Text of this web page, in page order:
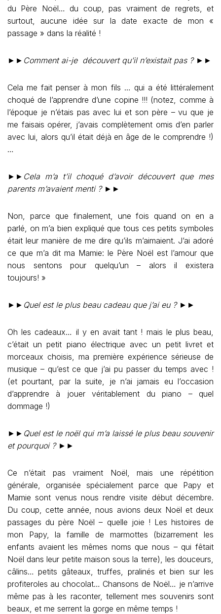
du Père Noël… du coup, pas vraiment de regrets, et
surtout, aucune idée sur la date exacte de mon «
passage » dans la réalité !
►► Comment ai-je découvert qu’il n’existait pas ?►►
Cela me fait penser à mon fils … qui a été littéralement
choqué de l’apprendre d’une copine !!! (notez, comme à
l’époque je n’étais pas avec lui et son père – vu que je
me faisais opérer, j’avais complètement omis d’en parler
avec lui, alors qu’il était déjà en âge de le comprendre !)
…
►► Cela m’a t’il choqué d’avoir découvert que mes
parents m’avaient menti ?►►
Non, parce que finalement, une fois quand on en a
parlé, on m’a bien expliqué que tous ces petits symboles
était leur manière de me dire qu’ils m’aimaient. J’ai adoré
ce que m’a dit ma Mamie: le Père Noël est l’amour que
nous sentons pour quelqu’un – alors il existera
toujours! »
►► Quel est le plus beau cadeau que j’ai eu ?►►
Oh les cadeaux… il y en avait tant ! mais le plus beau,
c’était un petit piano électrique avec un petit livret et
morceaux choisis, ma première expérience sérieuse de
musique – qu’est ce que j’ai pu passer du temps avec !
(et pourtant, par la suite, je n’ai jamais eu l’occasion
d’apprendre à jouer véritablement du piano – quel
dommage !)
►► Quel est le noël qui m’a laissé le plus beau souvenir
et pourquoi ?►►
Ce n’était pas vraiment Noël, mais une répétition
générale, organisée spécialement parce que Papy et
Mamie sont venus nous rendre visite début décembre.
Du coup, cette année, nous avions deux Noël et deux
passages du père Noël – quelle joie ! Les histoires de
mon Papy, la famille de marmottes (bizarrement les
enfants avaient les mêmes noms que nous – qui fêtait
Noël dans leur petite maison sous la terre), les douceurs,
câlins… petits gâteaux, truffes, pralinés et bien sur les
profiteroles au chocolat… Chansons de Noël… je n’arrive
même pas à les raconter, tellement mes souvenirs sont
beaux, et me serrent la gorge en même temps !